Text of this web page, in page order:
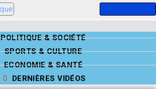
POLITIQUE & SOCIÉTÉ
SPORTS & CULTURE
ECONOMIE & SANTÉ
DERNIÈRES VIDÉOS